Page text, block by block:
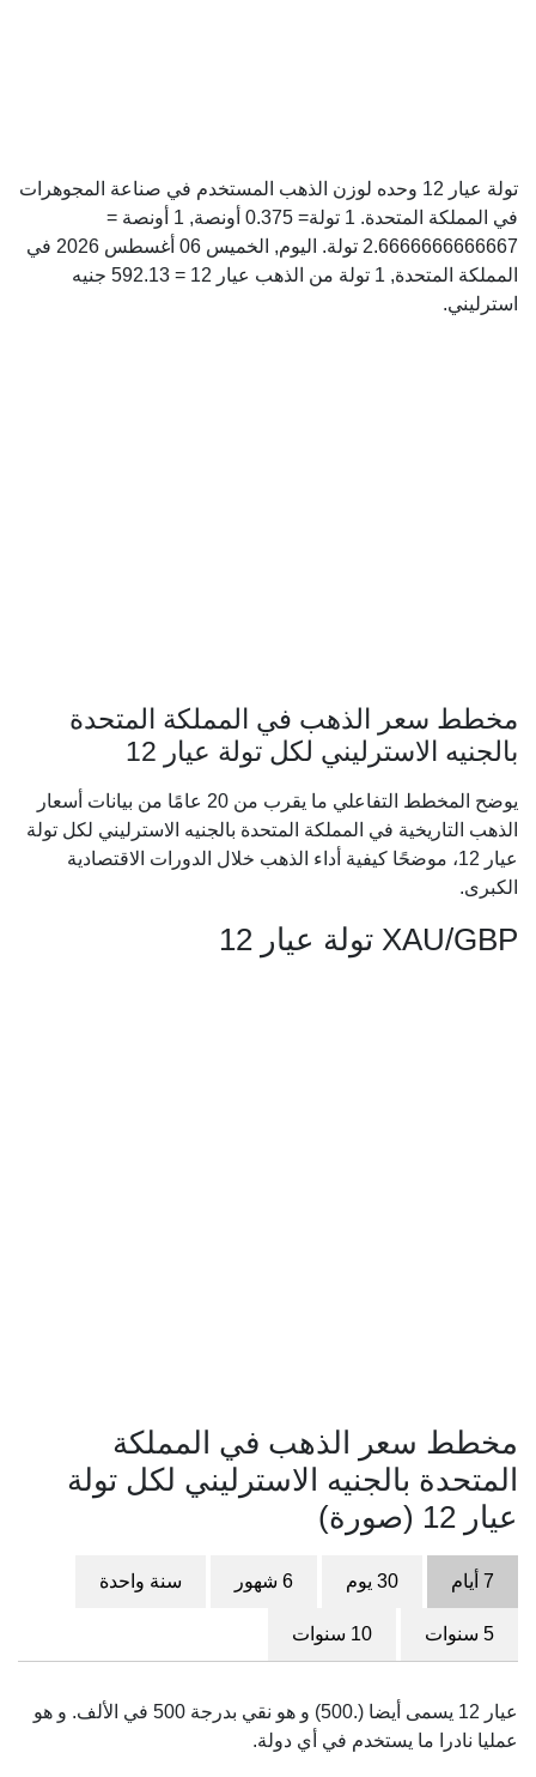
تولة عيار 12 وحده لوزن الذهب المستخدم في صناعة المجوهرات
في المملكة المتحدة. 1 تولة= 0.375 أونصة, 1 أونصة =
2.6666666666667 تولة. اليوم, الخميس 06 أغسطس 2026 في
المملكة المتحدة, 1 تولة من الذهب عيار 12 = 592.13 جنيه
استرليني.
مخطط سعر الذهب في المملكة المتحدة
بالجنيه الاسترليني لكل تولة عيار 12
يوضح المخطط التفاعلي ما يقرب من 20 عامًا من بيانات أسعار
الذهب التاريخية في المملكة المتحدة بالجنيه الاسترليني لكل تولة
عيار 12، موضحًا كيفية أداء الذهب خلال الدورات الاقتصادية
الكبرى.
XAU/GBP تولة عيار 12
مخطط سعر الذهب في المملكة
المتحدة بالجنيه الاسترليني لكل تولة
عيار 12 (صورة)
7 أيام 30 يوم 6 شهور سنة واحدة
5 سنوات 10 سنوات
عيار 12 يسمى أيضا (.500) و هو نقي بدرجة 500 في الألف. و هو
عمليا نادرا ما يستخدم في أي دولة.